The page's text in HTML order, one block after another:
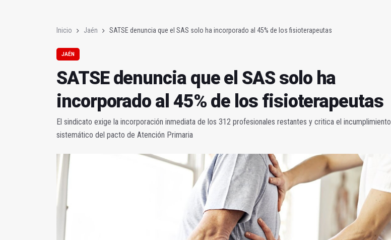
Inicio Jaén SATSE denuncia que el SAS solo ha incorporado al 45% de los fisioterapeutas
JAÉN
SATSE denuncia que el SAS solo ha
incorporado al 45% de los fisioterapeutas
El sindicato exige la incorporación inmediata de los 312 profesionales restantes y critica el incumplimiento
sistemático del pacto de Atención Primaria